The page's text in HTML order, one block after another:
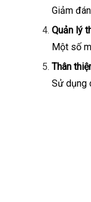
Giảm
Quản lý
Một số
Thân
Sử dụng